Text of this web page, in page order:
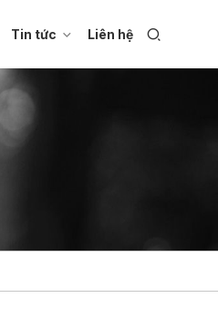
Tin tức Liên hệ